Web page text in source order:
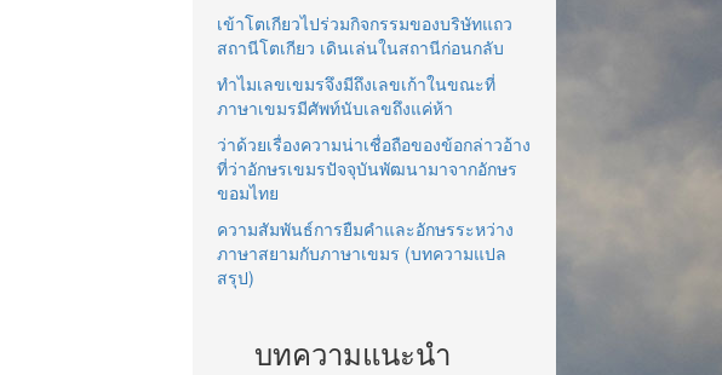
เข้าโตเกียวไปร่วมกิจกรรมของบริษัทแถว
สถานีโตเกียว เดินเล่นในสถานีก่อนกลับ
ทำไมเลขเขมรจึงมีถึงเลขเก้าในขณะที่
ภาษาเขมรมีศัพท์นับเลขถึงแค่ห้า
ว่าด้วยเรื่องความน่าเชื่อถือของข้อกล่าวอ้าง
ที่ว่าอักษรเขมรปัจจุบันพัฒนามาจากอักษร
ขอมไทย
ความสัมพันธ์การยืมคำและอักษรระหว่าง
ภาษาสยามกับภาษาเขมร (บทความแปล
สรุป)
บทความแนะนำ